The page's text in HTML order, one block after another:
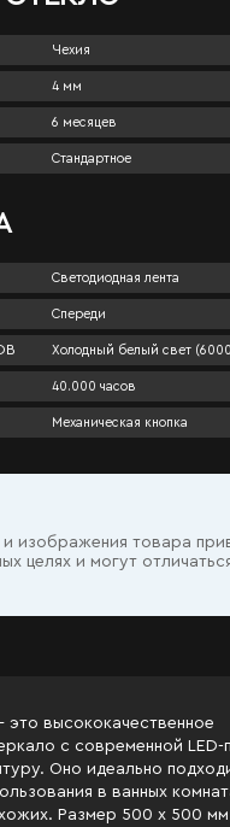
Чехия
4 мм
6 месяцев
Стандартное
Светодиодная лента
Спереди
Холодный белый свет
40.000 часов
Механическая кнопка
и изображения товара
целях и могут
высококачественное
с современной LED-
Оно идеально
в ванных
Размер 500 x 500 мм